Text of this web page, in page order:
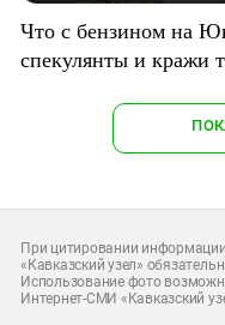
Что с бензином на
спекулянты и кражи
При цитировании
«Кавказский узел»
Использование фото
Интернет-СМИ «Кавказский